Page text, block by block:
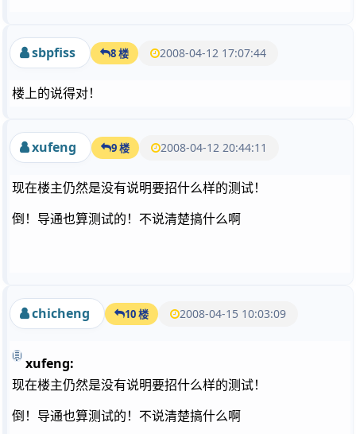
sbpfiss 8 楼 2008-04-12 17:07:44
楼上的说得对！
xufeng 9 楼 2008-04-12 20:44:11
现在楼主仍然是没有说明要招什么样的测试！
倒！导通也算测试的！不说清楚搞什么啊
chicheng 10 楼 2008-04-15 10:03:09
xufeng:
现在楼主仍然是没有说明要招什么样的测试！
倒！导通也算测试的！不说清楚搞什么啊